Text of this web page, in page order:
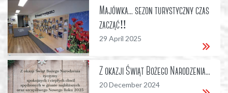
Majówka... sezon turystyczny czas
zacząć‼
29 April 2025
Z okazji Świąt Bożego Narodzenia...
20 December 2024